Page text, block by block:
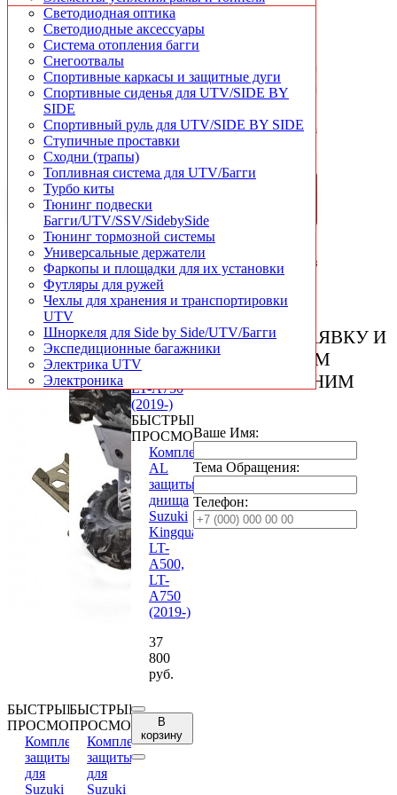
Чехлы для хранения и транспортировки
Шноркеля для квадроциклов
Светодиодная оптика
Светодиодные аксессуары
Система отопления багги
Снегоотвалы
Спортивные каркасы и защитные дуги
Спортивные сиденья для UTV/SIDE BY
SIDE
Спортивный руль для UTV/SIDE BY SIDE
Ступичные проставки
Сходни (трапы)
Топливная система для UTV/Багги
Турбо киты
Тюнинг подвески
Багги/UTV/SSV/SidebySide
Тюнинг тормозной системы
Универсальные держатели
Фаркопы и площадки для их установки
Футляры для ружей
Чехлы для хранения и транспортировки
UTV
Шноркеля для Side by Side/UTV/Багги
Экспедиционные багажники
Электрика UTV
Электроника
днище байка защищено от случайных повреждений.
Комплект состоит из металлических пластин
толщиной несколько миллиметров. Они
изготовлены с учетом размеров и особенностей
конструкции того или иного квадроцикла.
Специальные отверстия в днище обеспечивают слив
масла и быстрый доступ к двигателю и трансмиссии.
Сравнение товаров (0)
Сортировать:
Показывать:
БЫСТРЫЙ
ПРОСМОТР
Комплект
защиты
для
Suzuki
БЫСТРЫЙ
ПРОСМОТР
Комплект
защиты
для
Suzuki
БЫСТРЫЙ
ПРОСМОТР
Комплект
AL
защиты
днища
Suzuki
Kingquad
LT-
A500,
LT-
A750
(2019-)
37
800
руб.
В
корзину
Показано с 1 по 3 из
3 (всего 1 страниц)
ОСТАВЬТЕ ЗАЯВКУ И
МЫ ВАМ
ПЕРЕЗВОНИМ
Ваше Имя:
Тема Обращения:
Телефон: